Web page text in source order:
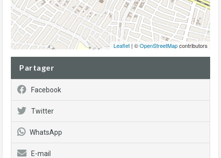
Leaflet | ©OpenStreetMapcontributors
Partager
Facebook
Twitter
WhatsApp
E-mail